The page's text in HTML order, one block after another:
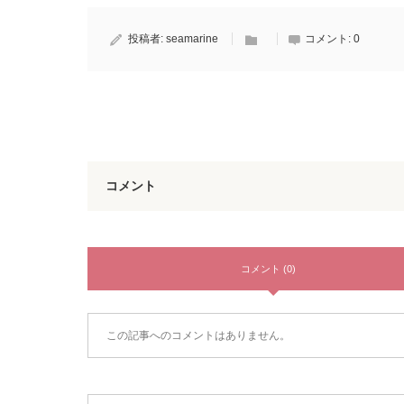
投稿者: seamarine コメント: 0
コメント
コメント (0)
この記事へのコメントはありません。